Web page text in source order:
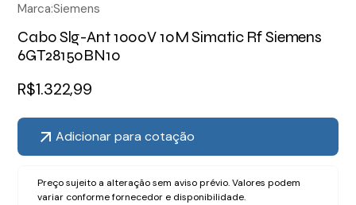
Marca:Siemens
Cabo Slg-Ant 1000V 10M Simatic Rf Siemens
6GT28150BN10
R$1.322,99
Adicionar para cotação
Preço sujeito a alteração sem aviso prévio. Valores podem
variar conforme fornecedor e disponibilidade.